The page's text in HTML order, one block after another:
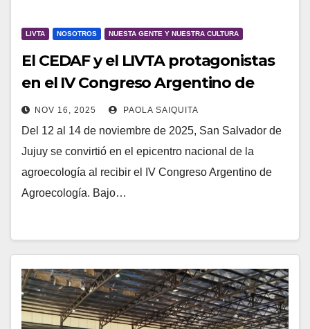
LIVTA NOSOTROS NUESTA GENTE Y NUESTRA CULTURA
El CEDAF y el LIVTA protagonistas
en el IV Congreso Argentino de
Agroecología
NOV 16, 2025 PAOLA SAIQUITA
Del 12 al 14 de noviembre de 2025, San Salvador de
Jujuy se convirtió en el epicentro nacional de la
agroecología al recibir el IV Congreso Argentino de
Agroecología. Bajo…